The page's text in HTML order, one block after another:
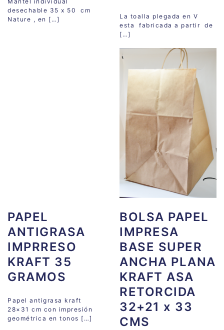
desechable 35 x 50 cm
Nature , en […]
La toalla plegada en V
esta fabricada a partir de
[…]
PAPEL
ANTIGRASA
IMPRRESO
KRAFT 35
GRAMOS
Papel antigrasa kraft
28×31 cm con impresión
geométrica en tonos […]
BOLSA PAPEL
IMPRESA
BASE SUPER
ANCHA PLANA
KRAFT ASA
RETORCIDA
32+21 x 33
CMS